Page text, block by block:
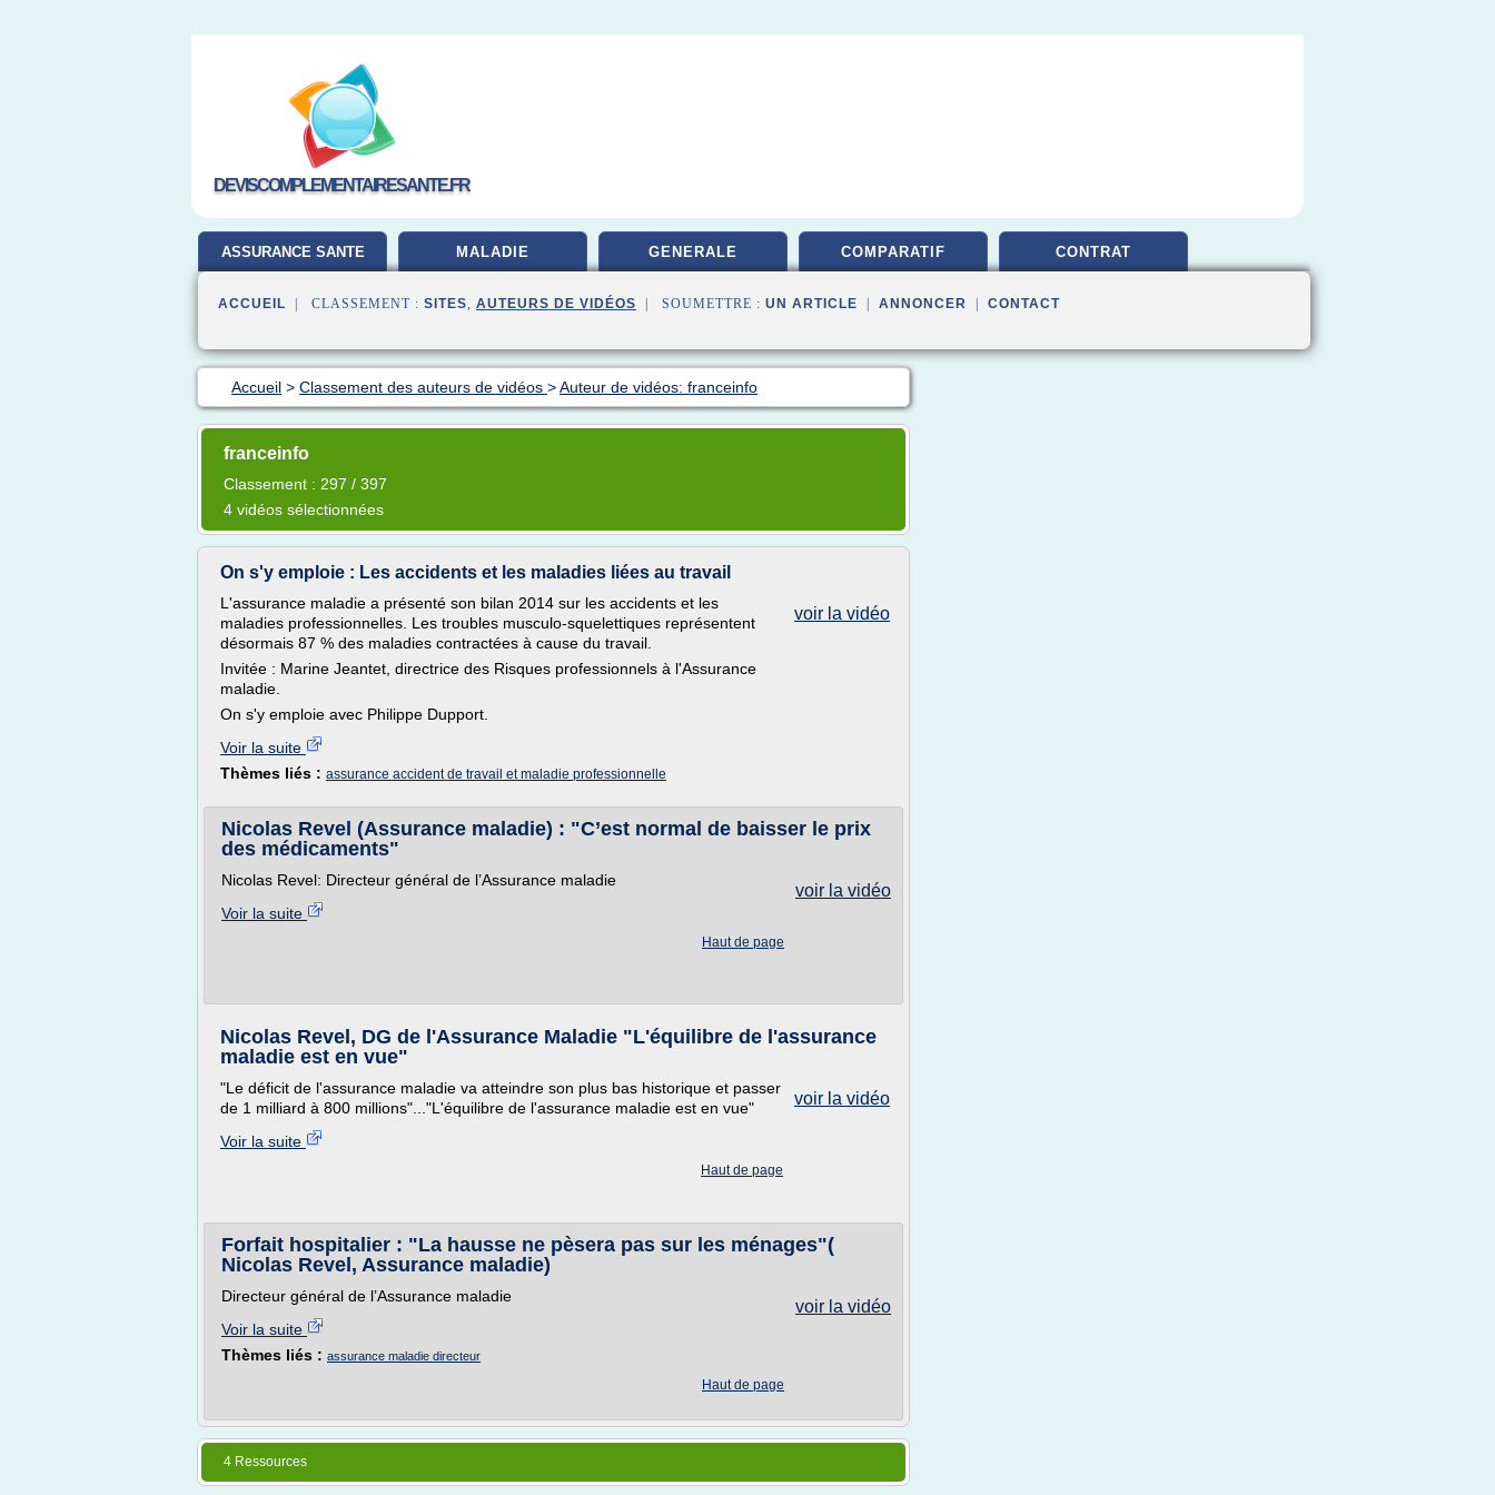
DEVISCOMPLEMENTAIRESANTE.FR
ASSURANCE SANTE MALADIE GENERALE COMPARATIF CONTRAT
ACCUEIL | CLASSEMENT : SITES, AUTEURS DE VIDÉOS | SOUMETTRE : UN ARTICLE ANNONCER CONTACT
Accueil > Classement des auteurs de vidéos >Auteur de vidéos: franceinfo
franceinfo
Classement : 297 / 397
4 vidéos sélectionnées
On s'y emploie : Les accidents et les maladies liées au travail
voir la vidéo
L'assurance maladie a présenté son bilan 2014 sur les accidents et les
maladies professionnelles. Les troubles musculo-squelettiques représentent
désormais 87 % des maladies contractées à cause du travail.
Invitée : Marine Jeantet, directrice des Risques professionnels à l'Assurance
maladie.
On s'y emploie avec Philippe Dupport.
Voir la suite
Thèmes liés : assurance accident de travail et maladie professionnelle
Nicolas Revel (Assurance maladie) : "C’est normal de baisser le prix
des médicaments"
voir la vidéo
Nicolas Revel: Directeur général de l’Assurance maladie
Voir la suite
Haut de page
Nicolas Revel, DG de l'Assurance Maladie "L'équilibre de l'assurance
maladie est en vue"
voir la vidéo
"Le déficit de l'assurance maladie va atteindre son plus bas historique et passer
de 1 milliard à 800 millions"..."L'équilibre de l'assurance maladie est en vue"
Voir la suite
Haut de page
Forfait hospitalier : "La hausse ne pèsera pas sur les ménages"(
Nicolas Revel, Assurance maladie)
voir la vidéo
Directeur général de l’Assurance maladie
Voir la suite
Thèmes liés : assurance maladie directeur
Haut de page
4 Ressources